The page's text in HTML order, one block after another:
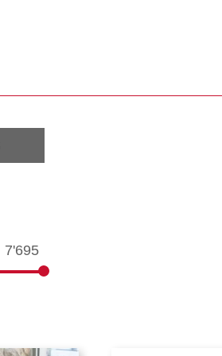
7'695